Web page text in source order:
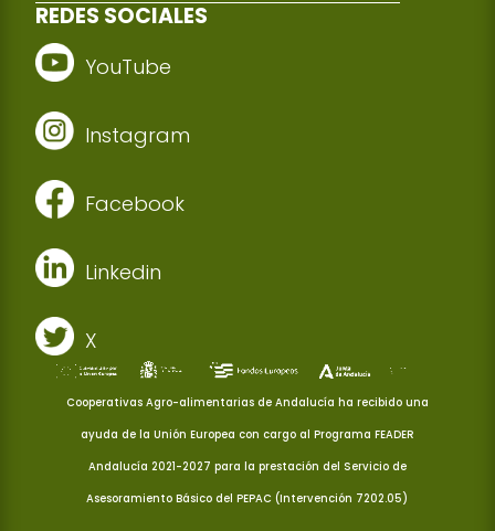
REDES SOCIALES
YouTube
Instagram
Facebook
Linkedin
X
Cooperativas Agro-alimentarias de Andalucía ha recibido una
ayuda de la Unión Europea con cargo al Programa FEADER
Andalucía 2021-2027 para la prestación del Servicio de
Asesoramiento Básico del PEPAC (Intervención 7202.05)